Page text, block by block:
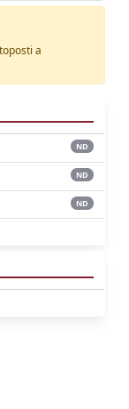
a
ND
ND
ND